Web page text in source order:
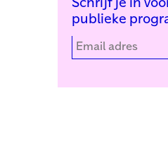
Schrijf je in
publieke